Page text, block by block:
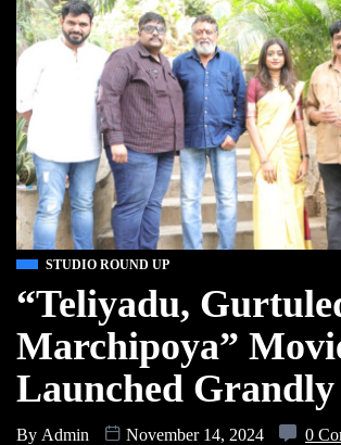
STUDIO ROUND UP
“Teliyadu,
Marchipoya”
Launched Grandly
By Admin November 14, 2024 0